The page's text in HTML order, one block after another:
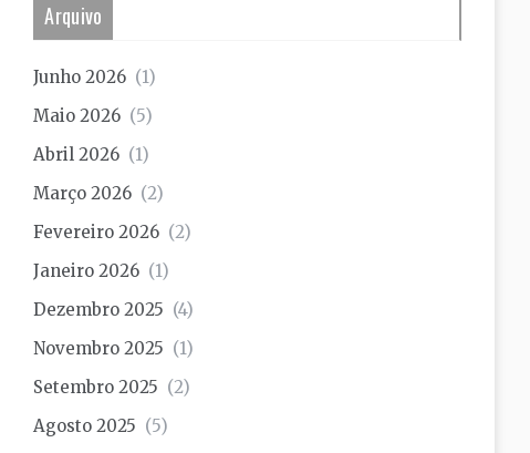
Arquivo
Junho 2026 (1)
Maio 2026 (5)
Abril 2026 (1)
Março 2026 (2)
Fevereiro 2026 (2)
Janeiro 2026 (1)
Dezembro 2025 (4)
Novembro 2025 (1)
Setembro 2025 (2)
Agosto 2025 (5)